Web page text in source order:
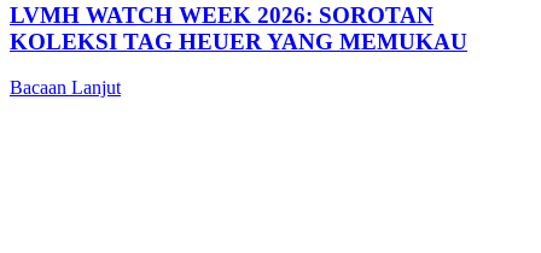
LVMH WATCH WEEK 2026: SOROTAN
KOLEKSI TAG HEUER YANG MEMUKAU
Bacaan Lanjut